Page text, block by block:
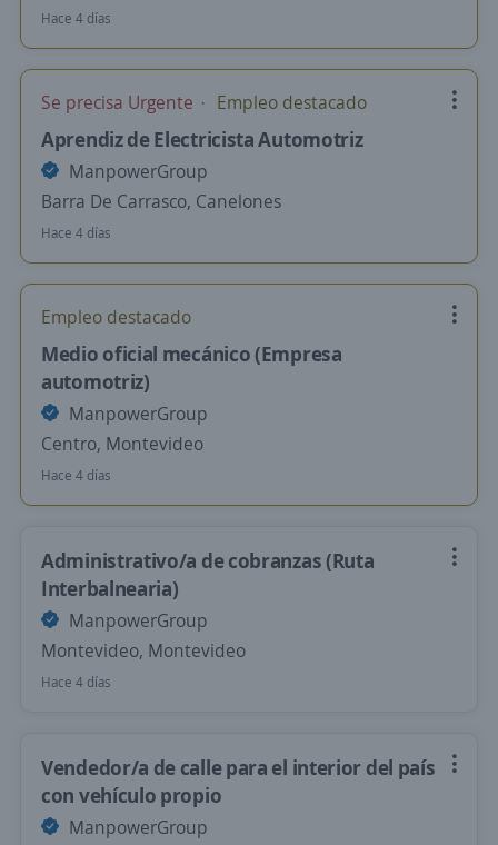
Hace 4 días
Se precisa Urgente Empleo destacado
Aprendiz de Electricista Automotriz
ManpowerGroup
Barra De Carrasco, Canelones
Hace 4 días
Empleo destacado
Medio oficial mecánico (Empresa
automotriz)
ManpowerGroup
Centro, Montevideo
Hace 4 días
Administrativo/a de cobranzas (Ruta
Interbalnearia)
ManpowerGroup
Montevideo, Montevideo
Hace 4 días
Vendedor/a de calle para el interior del país
con vehículo propio
ManpowerGroup